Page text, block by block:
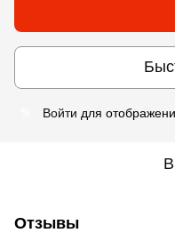
Войти для
Отзывы